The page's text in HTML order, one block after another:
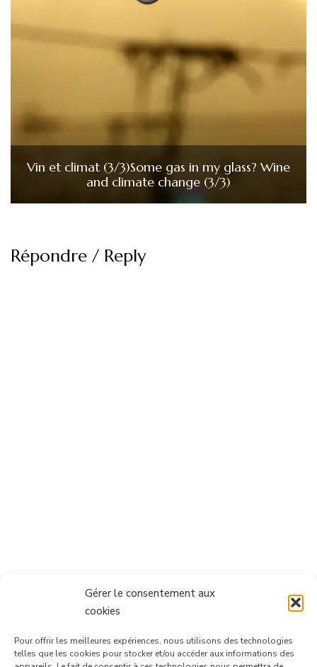
Gérer le consentement aux
cookies
Pour offrir les meilleures expériences, nous utilisons des technologies
telles que les cookies pour stocker et/ou accéder aux informations des
Vin et climat (3/3)Some gas in my glass? Wine
and climate change (3/3)
Répondre / Reply